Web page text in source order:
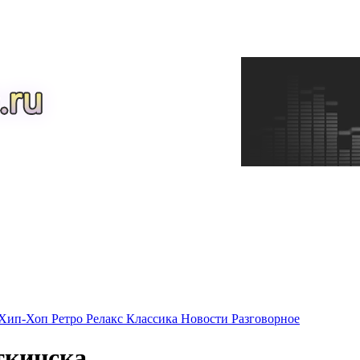
Хоп Ретро Релакс Классика Новости Разговорное